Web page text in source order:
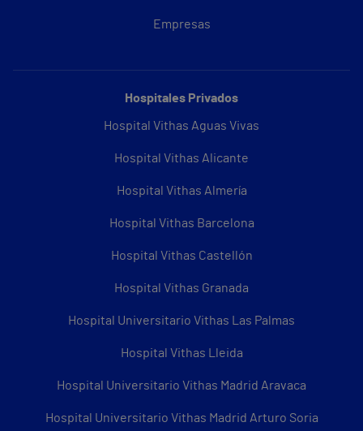
Empresas
Hospitales Privados
Hospital Vithas Aguas Vivas
Hospital Vithas Alicante
Hospital Vithas Almería
Hospital Vithas Barcelona
Hospital Vithas Castellón
Hospital Vithas Granada
Hospital Universitario Vithas Las Palmas
Hospital Vithas Lleida
Hospital Universitario Vithas Madrid Aravaca
Hospital Universitario Vithas Madrid Arturo Soria